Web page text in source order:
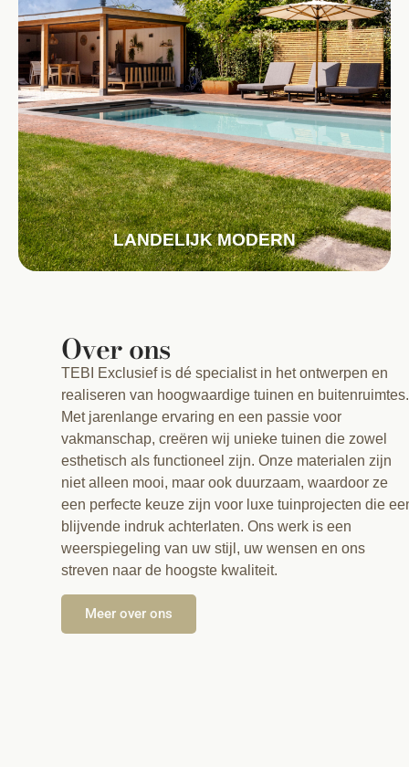
LANDELIJK MODERN
Over ons
TEBI Exclusief is dé specialist in het ontwerpen en
realiseren van hoogwaardige tuinen en buitenruimtes.
Met jarenlange ervaring en een passie voor
vakmanschap, creëren wij unieke tuinen die zowel
esthetisch als functioneel zijn. Onze materialen zijn
niet alleen mooi, maar ook duurzaam, waardoor ze
een perfecte keuze zijn voor luxe tuinprojecten die
blijvende indruk achterlaten. Ons werk is een
weerspiegeling van uw stijl, uw wensen en ons
streven naar de hoogste kwaliteit.
Meer over ons